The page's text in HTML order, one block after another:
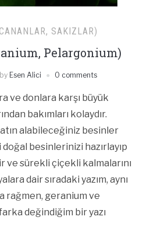
SAKIZLAR)
Pelargonium)
by Esen Alici 0 comments
ve donlara karşı büyük
bakımları kolaydır.
alabileceğiniz besinler
besinlerinizi hazırlayıp
sürekli çiçekli kalmalarını
dair sıradaki yazım, aynı
rağmen, geranium ve
değindiğim bir yazı